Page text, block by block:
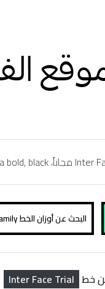
البحث عن أوزان الخط Inter Face Trial family
خط Inter Face Trial